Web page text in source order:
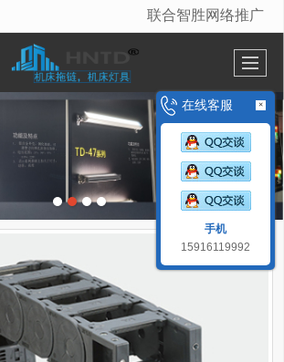
很遗憾，因您的浏览器版本过低导致无法获得最佳浏览体验，推荐下载安装谷歌浏览器！
联合智胜网络推广
在线客服 ×
手机
15916119992